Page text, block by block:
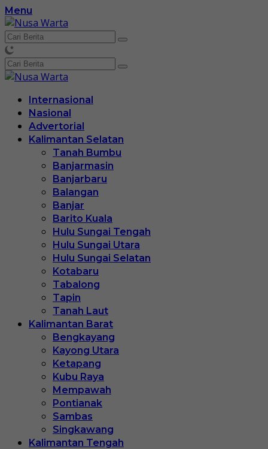
Langsung
ke
konten
Menu
Internasional
Nasional
Advertorial
Kalimantan Selatan
Tanah Bumbu
Banjarmasin
Banjarbaru
Balangan
Banjar
Barito Kuala
Hulu Sungai Tengah
Hulu Sungai Utara
Hulu Sungai Selatan
Kotabaru
Tabalong
Tapin
Tanah Laut
Kalimantan Barat
Bengkayang
Kayong Utara
Ketapang
Kubu Raya
Mempawah
Pontianak
Sambas
Singkawang
Kalimantan Tengah